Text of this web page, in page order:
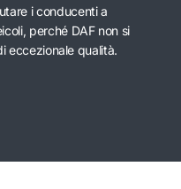
i conducenti a
perché DAF non si
eccezionale qualità.